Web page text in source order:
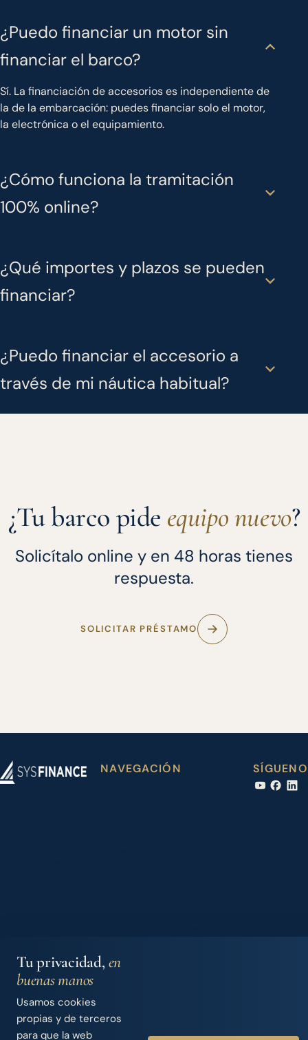
¿Puedo financiar un motor sin
financiar el barco?
Sí. La financiación de accesorios es independiente de
la de la embarcación: puedes financiar solo el motor,
la electrónica o el equipamiento.
¿Cómo funciona la tramitación
100% online?
¿Qué importes y plazos se pueden
financiar?
¿Puedo financiar el accesorio a
través de mi náutica habitual?
¿Tu barco pide equipo nuevo?
Solicítalo online y en 48 horas tienes
respuesta.
SOLICITAR PRÉSTAMO
NAVEGACIÓN
Nosotros
© 2026 Iberian Finance Services, S.L.
Tu privacidad, en
buenas manos
Usamos cookies
propias y de terceros
para que la web